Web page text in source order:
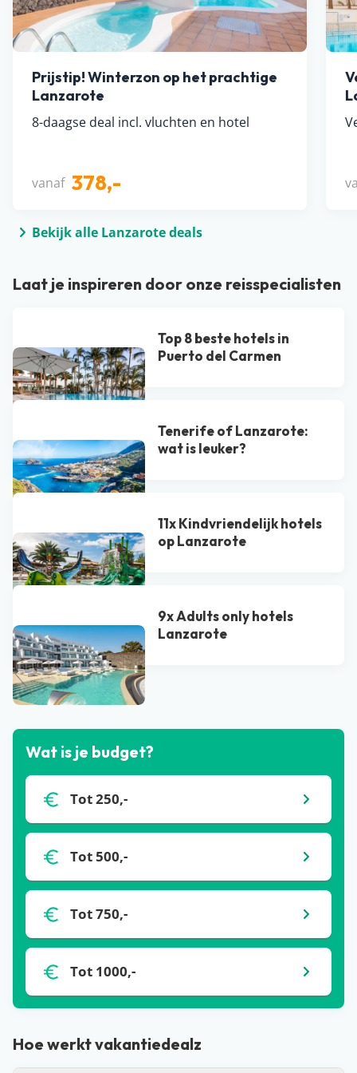
Prijstip! Winterzon op het prachtige
Lanzarote
8-daagse deal incl. vluchten en hotel
vanaf 378,-
Bekijk alle Lanzarote deals
Laat je inspireren door onze reisspecialisten
Top 8 beste hotels in
Puerto del Carmen
Tenerife of Lanzarote:
wat is leuker?
11x Kindvriendelijk hotels
op Lanzarote
9x Adults only hotels
Lanzarote
Bekijk alle blogs
Wat is je budget?
Tot 250,-
Tot 500,-
Tot 750,-
Tot 1000,-
Hoe werkt vakantiedealz